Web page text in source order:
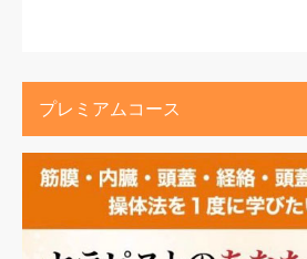
プレミアムコース